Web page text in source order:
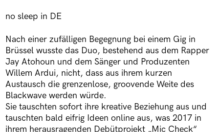
no sleep in DE
Nach einer zufälligen Begegnung bei einem Gig in
Brüssel wusste das Duo, bestehend aus dem Rapper
Jay Atohoun und dem Sänger und Produzenten
Willem Ardui, nicht, dass aus ihrem kurzen
Austausch die grenzenlose, groovende Weite des
Blackwave werden würde.
Sie tauschten sofort ihre kreative Beziehung aus und
tauschten bald eifrig Ideen online aus, was 2017 in
ihrem herausragenden Debütprojekt „Mic Check“